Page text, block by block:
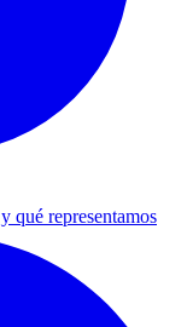
qué representamos